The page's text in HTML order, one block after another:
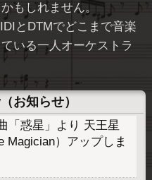
もしれません。
とDTMでどこまで音楽
いる一人オーケストラ
お知らせ）
「惑星」より 天王星
Magician）アップしま